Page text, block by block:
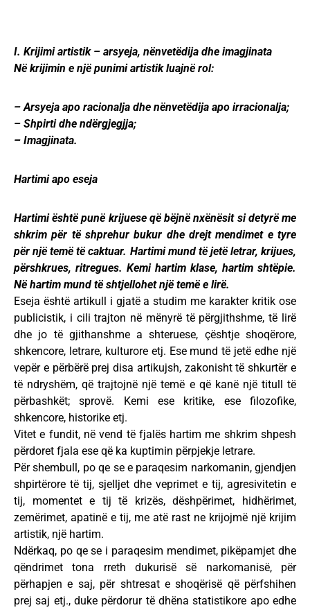
I. Krijimi artistik – arsyeja, nënvetëdija dhe imagjinata
Në krijimin e një punimi artistik luajnë rol:
– Arsyeja apo racionalja dhe nënvetëdija apo irracionalja;
– Shpirti dhe ndërgjegjja;
– Imagjinata.
Hartimi apo eseja
Hartimi është punë krijuese që bëjnë nxënësit si detyrë me
shkrim për të shprehur bukur dhe drejt mendimet e tyre
për një temë të caktuar. Hartimi mund të jetë letrar, krijues,
përshkrues, ritregues. Kemi hartim klase, hartim shtëpie.
Në hartim mund të shtjellohet një temë e lirë.
Eseja është artikull i gjatë a studim me karakter kritik ose
publicistik, i cili trajton në mënyrë të përgjithshme, të lirë
dhe jo të gjithanshme a shteruese, çështje shoqërore,
shkencore, letrare, kulturore etj. Ese mund të jetë edhe një
vepër e përbërë prej disa artikujsh, zakonisht të shkurtër e
të ndryshëm, që trajtojnë një temë e që kanë një titull të
përbashkët; sprovë. Kemi ese kritike, ese filozofike,
shkencore, historike etj.
Vitet e fundit, në vend të fjalës hartim me shkrim shpesh
përdoret fjala ese që ka kuptimin përpjekje letrare.
Për shembull, po qe se e paraqesim narkomanin, gjendjen
shpirtërore të tij, sjelljet dhe veprimet e tij, agresivitetin e
tij, momentet e tij të krizës, dëshpërimet, hidhërimet,
zemërimet, apatinë e tij, me atë rast ne krijojmë një krijim
artistik, një hartim.
Ndërkaq, po qe se i paraqesim mendimet, pikëpamjet dhe
qëndrimet tona rreth dukurisë së narkomanisë, për
përhapjen e saj, për shtresat e shoqërisë që përfshihen
prej saj etj., duke përdorur të dhëna statistikore apo edhe